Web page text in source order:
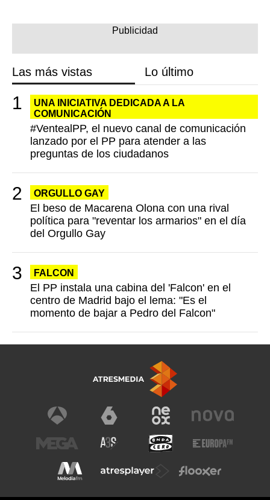
Las más vistas Lo último
UNA INICIATIVA DEDICADA A LA
COMUNICACIÓN
#VentealPP, el nuevo canal de comunicación
lanzado por el PP para atender a las
preguntas de los ciudadanos
ORGULLO GAY
El beso de Macarena Olona con una rival
política para "reventar los armarios" en el día
del Orgullo Gay
FALCON
El PP instala una cabina del 'Falcon' en el
centro de Madrid bajo el lema: "Es el
momento de bajar a Pedro del Falcon"